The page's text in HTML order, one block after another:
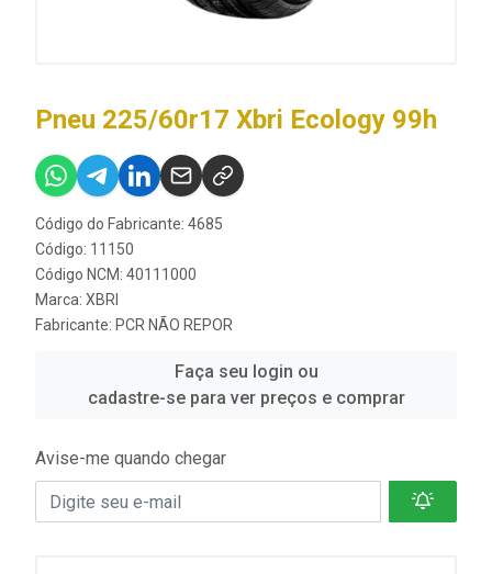
Pneu 225/60r17 Xbri Ecology 99h
Código do Fabricante: 4685
Código: 11150
Código NCM: 40111000
Marca: XBRI
Fabricante: PCR NÃO REPOR
Faça seu login ou
cadastre-se para ver preços e comprar
Avise-me quando chegar